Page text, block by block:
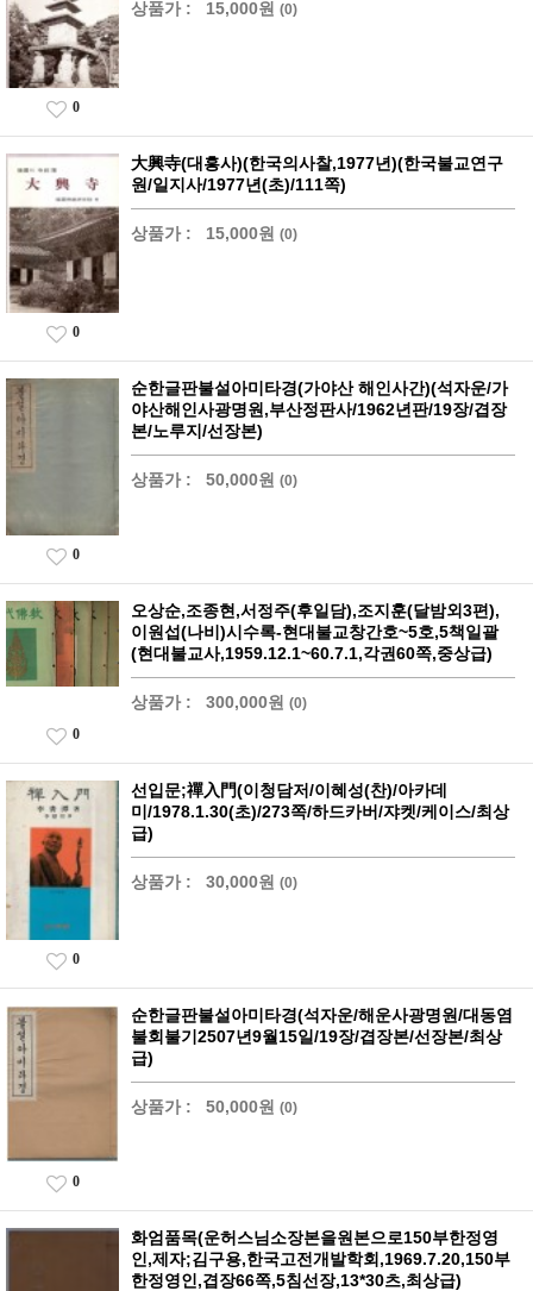
상품가 : 15,000원 (0)
0
大興寺(대흥사)(한국의사찰,1977년)(한국불교연구
원/일지사/1977년(초)/111쪽)
상품가 : 15,000원 (0)
0
순한글판불설아미타경(가야산 해인사간)(석자운/가
야산해인사광명원,부산정판사/1962년판/19장/겹장
본/노루지/선장본)
상품가 : 50,000원 (0)
0
오상순,조종현,서정주(후일담),조지훈(달밤외3편),
이원섭(나비)시수록-현대불교창간호~5호,5책일괄
(현대불교사,1959.12.1~60.7.1,각권60쪽,중상급)
상품가 : 300,000원 (0)
0
선입문;禪入門(이청담저/이혜성(찬)/아카데
미/1978.1.30(초)/273쪽/하드카버/쟈켓/케이스/최상
급)
상품가 : 30,000원 (0)
0
순한글판불설아미타경(석자운/해운사광명원/대동염
불회불기2507년9월15일/19장/겹장본/선장본/최상
급)
상품가 : 50,000원 (0)
0
화엄품목(운허스님소장본을원본으로150부한정영
인,제자;김구용,한국고전개발학회,1969.7.20,150부
한정영인,겹장66쪽,5침선장,13*30츠,최상급)